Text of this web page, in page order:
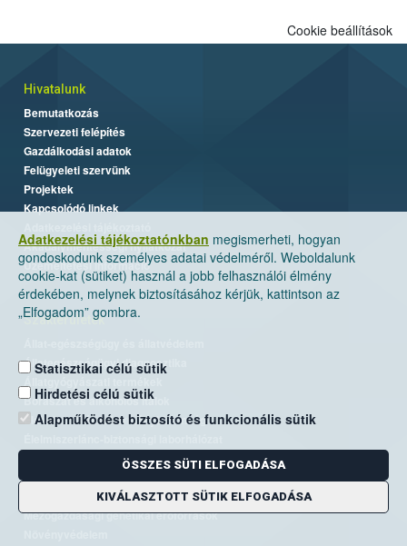
Adatkezelési tájékoztatónkban megismerheti, hogyan
gondoskodunk személyes adatai védelméről. Weboldalunk
cookie-kat (sütiket) használ a jobb felhasználói élmény
érdekében, melynek biztosításához kérjük, kattintson az
„Elfogadom” gombra.
Statisztikai célú sütik
Hirdetési célú sütik
Alapműködést biztosító és funkcionális sütik
ÖSSZES SÜTI ELFOGADÁSA
KIVÁLASZTOTT SÜTIK ELFOGADÁSA
Cookie beállítások
Hivatalunk
Bemutatkozás
Szervezeti felépítés
Gazdálkodási adatok
Felügyeleti szervünk
Projektek
Kapcsolódó linkek
Akadálymentességi nyilatkozat
Üzemeltetési információ
Szakterületek
Állategészségügyi diagnosztika
Borászat és alkoholos italok
Élelmiszer- és takarmánybiztonság
Kockázatkezelés
Mezőgazdasági genetikai erőforrások